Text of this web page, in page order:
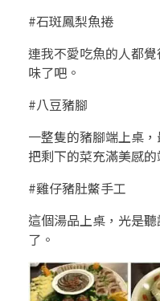
#石斑鳳梨魚捲
連我不愛吃魚的人都
味了吧。
#八豆豬腳
一整隻的豬腳端上桌
把剩下的菜充滿美感的
#雞仔豬肚鱉手工
這個湯品上桌，光是
了。